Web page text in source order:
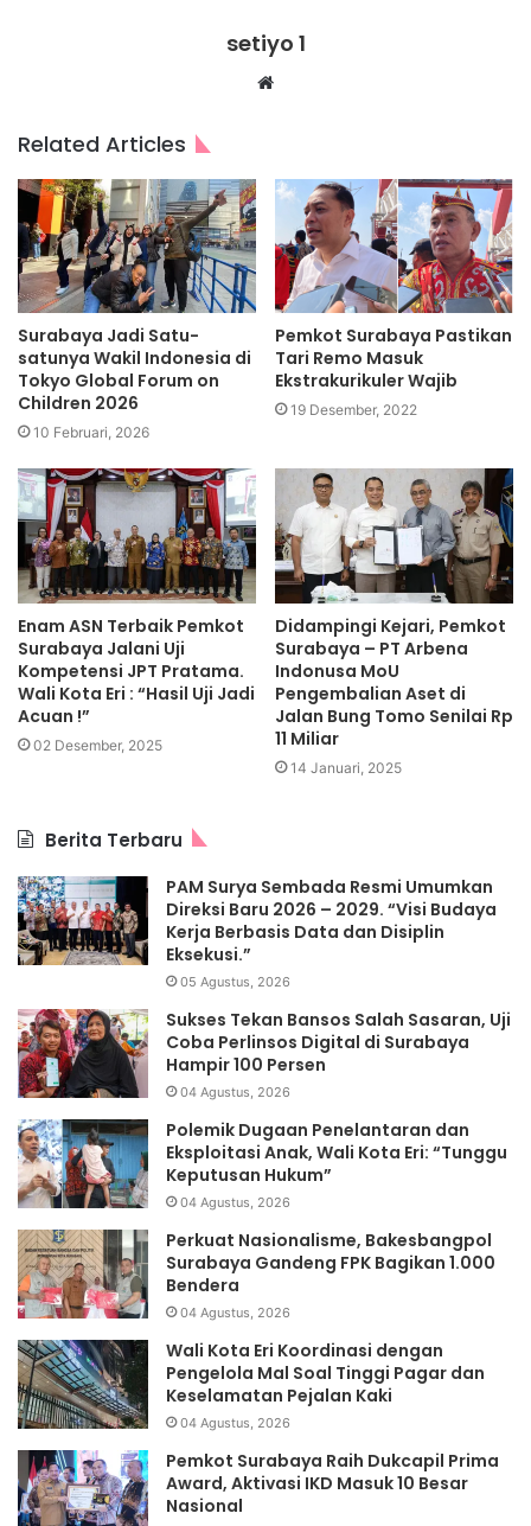
setiyo 1
Website
Related Articles
Surabaya Jadi Satu-
satunya Wakil Indonesia di
Tokyo Global Forum on
Children 2026
10 Februari, 2026
Pemkot Surabaya Pastikan
Tari Remo Masuk
Ekstrakurikuler Wajib
19 Desember, 2022
Enam ASN Terbaik Pemkot
Surabaya Jalani Uji
Kompetensi JPT Pratama.
Wali Kota Eri : “Hasil Uji Jadi
Acuan !”
02 Desember, 2025
Didampingi Kejari, Pemkot
Surabaya – PT Arbena
Indonusa MoU
Pengembalian Aset di
Jalan Bung Tomo Senilai Rp
11 Miliar
14 Januari, 2025
Berita Terbaru
PAM Surya Sembada Resmi Umumkan
Direksi Baru 2026 – 2029. “Visi Budaya
Kerja Berbasis Data dan Disiplin
Eksekusi.”
05 Agustus, 2026
Sukses Tekan Bansos Salah Sasaran, Uji
Coba Perlinsos Digital di Surabaya
Hampir 100 Persen
04 Agustus, 2026
Polemik Dugaan Penelantaran dan
Eksploitasi Anak, Wali Kota Eri: “Tunggu
Keputusan Hukum”
04 Agustus, 2026
Perkuat Nasionalisme, Bakesbangpol
Surabaya Gandeng FPK Bagikan 1.000
Bendera
04 Agustus, 2026
Wali Kota Eri Koordinasi dengan
Pengelola Mal Soal Tinggi Pagar dan
Keselamatan Pejalan Kaki
04 Agustus, 2026
Pemkot Surabaya Raih Dukcapil Prima
Award, Aktivasi IKD Masuk 10 Besar
Nasional